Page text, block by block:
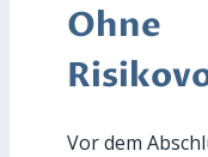
Ohne
Vor dem